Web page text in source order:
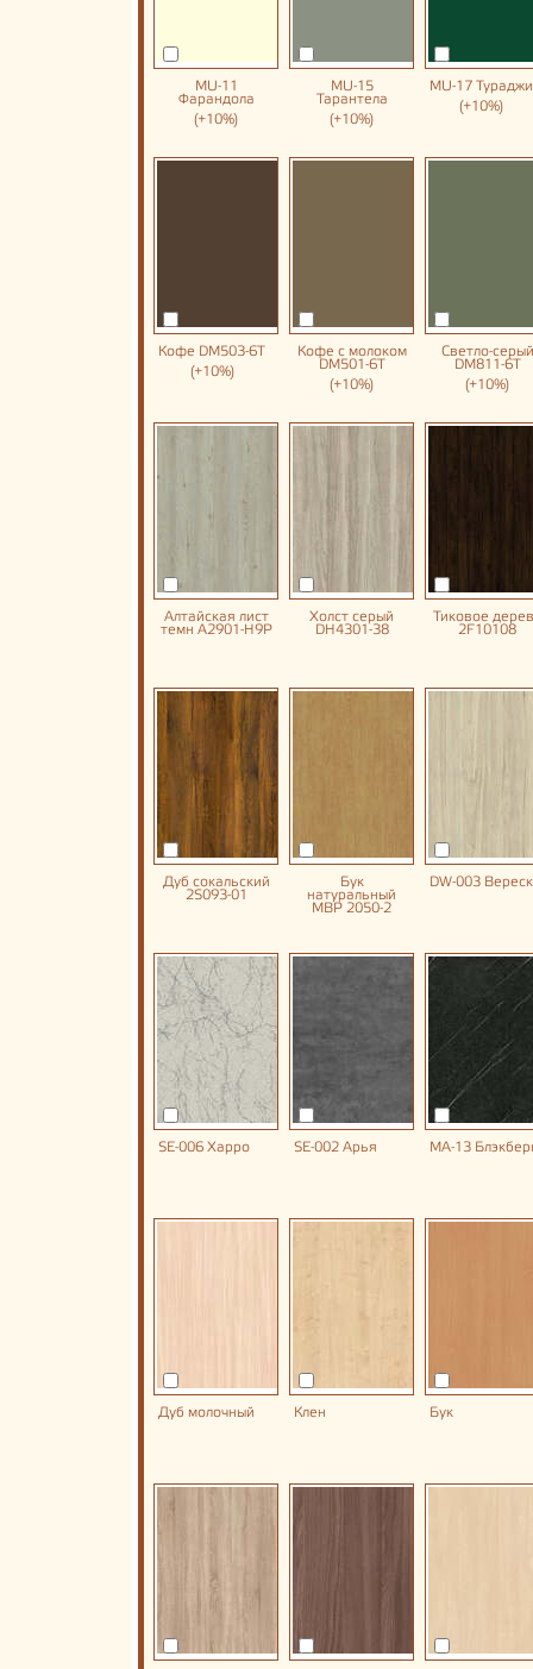
MU-11
Фарандола
(+10%)
MU-15
Тарантела
(+10%)
MU-17 Тураджи
(+10%)
Кофе DM503-6T
(+10%)
Кофе с молоком
DM501-6T
(+10%)
Светло-серый
DM811-6T
(+10%)
Алтайская лист
темн A2901-H9P
Холст серый
DH4301-38
Тиковое
2F10108
Дуб сокальский
2S093-01
Бук
натуральный
MBP 2050-2
DW-003 Вереск
SE-006 Харро SE-002 Арья MA-13
Дуб молочный Клен Бук